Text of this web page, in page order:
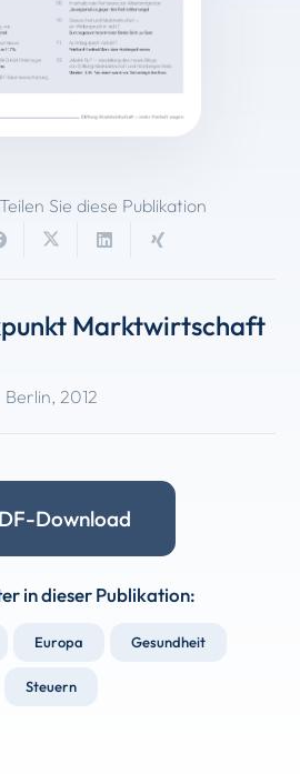
Teilen Sie diese Publikation
Marktwirtschaft
Berlin, 2012
Download
in dieser Publikation:
Europa Gesundheit
Steuern